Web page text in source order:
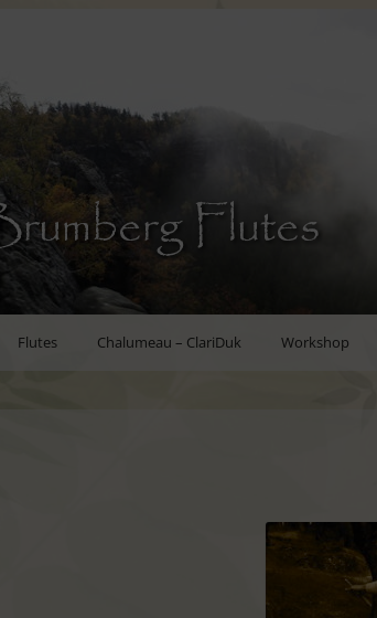
Flutes
Flutes Chalumeau – ClariDuk Workshop